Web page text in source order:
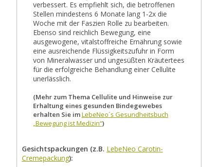
verbessert. Es empfiehlt sich, die betroffenen
Stellen mindestens 6 Monate lang 1-2x die
Woche mit der Faszien Rolle zu bearbeiten.
Ebenso sind reichlich Bewegung, eine
ausgewogene, vitalstoffreiche Ernährung sowie
eine ausreichende Flüssigkeitszufuhr in Form
von Mineralwasser und ungesüßten Kräutertees
für die erfolgreiche Behandlung einer Cellulite
unerlässlich.
(Mehr zum Thema Cellulite und Hinweise zur
Erhaltung eines gesunden Bindegewebes
erhalten Sie imLebeNeo´s Gesundheitsbuch
„Bewegung ist Medizin“)
Gesichtspackungen (z.B. LebeNeo Carotin-
Cremepackung):